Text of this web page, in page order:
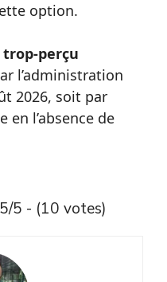
option.
perçu
l’administration
2026, soit par
l’absence de
5 - (10 votes)